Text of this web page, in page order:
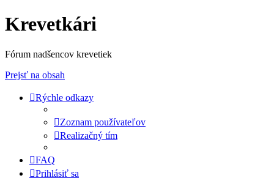
Krevetkári
Fórum nadšencov krevetiek
Prejsť na obsah
Rýchle odkazy
Zoznam používateľov
Realizačný tím
FAQ
Prihlásiť sa